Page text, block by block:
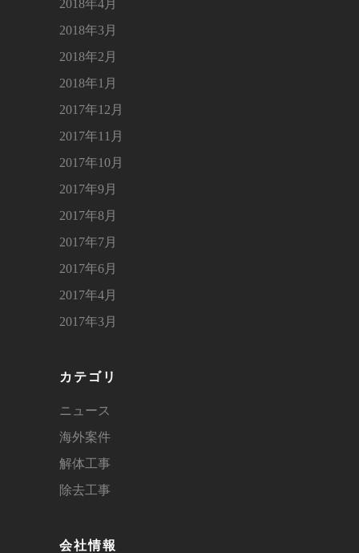
2018年4月
2018年3月
2018年2月
2018年1月
2017年12月
2017年11月
2017年10月
2017年9月
2017年8月
2017年7月
2017年6月
2017年4月
2017年3月
カテゴリ
ニュース
海外案件
解体工事
除去工事
会社情報